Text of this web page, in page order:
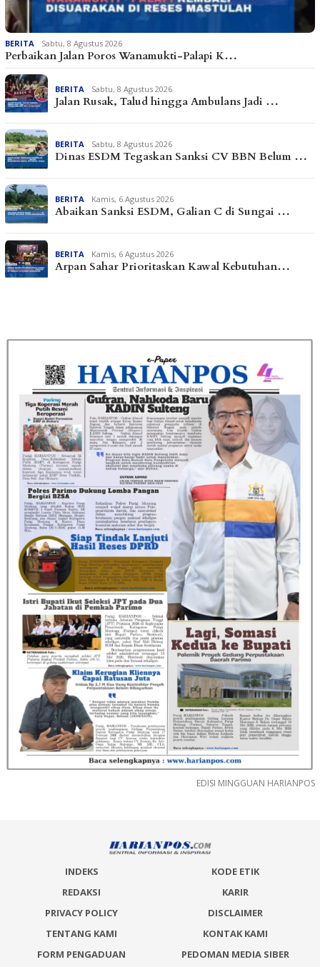
BERITA Sabtu, 8 Agustus 2026
Perbaikan Jalan Poros Wanamukti-Palapi K…
BERITA Sabtu, 8 Agustus 2026
Jalan Rusak, Talud hingga Ambulans Jadi …
BERITA Sabtu, 8 Agustus 2026
Dinas ESDM Tegaskan Sanksi CV BBN Belum …
BERITA Kamis, 6 Agustus 2026
Abaikan Sanksi ESDM, Galian C di Sungai …
BERITA Kamis, 6 Agustus 2026
Arpan Sahar Prioritaskan Kawal Kebutuhan…
EDISI MINGGUAN HARIANPOS
INDEKS
KODE ETIK
REDAKSI
KARIR
PRIVACY POLICY
DISCLAIMER
TENTANG KAMI
KONTAK KAMI
FORM PENGADUAN
PEDOMAN MEDIA SIBER